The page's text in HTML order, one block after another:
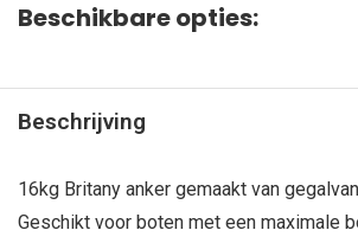
Beschikbare opties:
Beschrijving
16kg Britany anker gemaakt van
Geschikt voor boten met een maximale